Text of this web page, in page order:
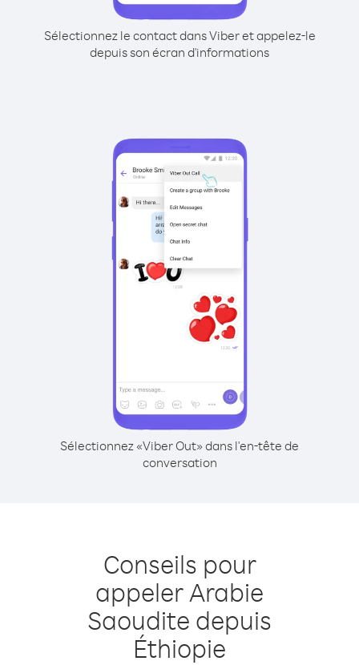
Sélectionnez le contact dans Viber et appelez-le
depuis son écran d'informations
Sélectionnez «Viber Out» dans l'en-tête de
conversation
Conseils pour
appeler Arabie
Saoudite depuis
Éthiopie